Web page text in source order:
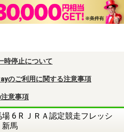
時停止について
のご利用に関する注意事項
意事項
6 R ＪＲＡ認定競走フレッシ
馬